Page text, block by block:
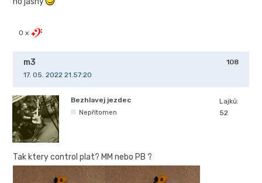
0 x
108
m3
17. 05. 2022 21.57:20
Bezhlavej jezdec
Nepřítomen
Lajků:
52
Tak ktery control plat? MM nebo PB ?